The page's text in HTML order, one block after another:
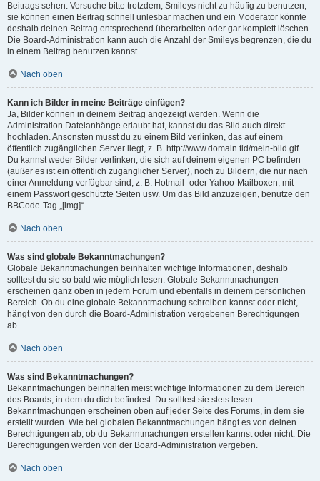
Beitrags sehen. Versuche bitte trotzdem, Smileys nicht zu häufig zu benutzen,
sie können einen Beitrag schnell unlesbar machen und ein Moderator könnte
deshalb deinen Beitrag entsprechend überarbeiten oder gar komplett löschen.
Die Board-Administration kann auch die Anzahl der Smileys begrenzen, die du
in einem Beitrag benutzen kannst.
Nach oben
Kann ich Bilder in meine Beiträge einfügen?
Ja, Bilder können in deinem Beitrag angezeigt werden. Wenn die
Administration Dateianhänge erlaubt hat, kannst du das Bild auch direkt
hochladen. Ansonsten musst du zu einem Bild verlinken, das auf einem
öffentlich zugänglichen Server liegt, z. B. http://www.domain.tld/mein-bild.gif.
Du kannst weder Bilder verlinken, die sich auf deinem eigenen PC befinden
(außer es ist ein öffentlich zugänglicher Server), noch zu Bildern, die nur nach
einer Anmeldung verfügbar sind, z. B. Hotmail- oder Yahoo-Mailboxen, mit
einem Passwort geschützte Seiten usw. Um das Bild anzuzeigen, benutze den
BBCode-Tag „[img]“.
Nach oben
Was sind globale Bekanntmachungen?
Globale Bekanntmachungen beinhalten wichtige Informationen, deshalb
solltest du sie so bald wie möglich lesen. Globale Bekanntmachungen
erscheinen ganz oben in jedem Forum und ebenfalls in deinem persönlichen
Bereich. Ob du eine globale Bekanntmachung schreiben kannst oder nicht,
hängt von den durch die Board-Administration vergebenen Berechtigungen
ab.
Nach oben
Was sind Bekanntmachungen?
Bekanntmachungen beinhalten meist wichtige Informationen zu dem Bereich
des Boards, in dem du dich befindest. Du solltest sie stets lesen.
Bekanntmachungen erscheinen oben auf jeder Seite des Forums, in dem sie
erstellt wurden. Wie bei globalen Bekanntmachungen hängt es von deinen
Berechtigungen ab, ob du Bekanntmachungen erstellen kannst oder nicht. Die
Berechtigungen werden von der Board-Administration vergeben.
Nach oben